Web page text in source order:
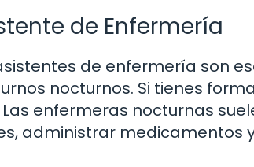
de Enfermería
de enfermería son
nocturnos. Si tienes
enfermeras nocturnas
administrar medicamentos